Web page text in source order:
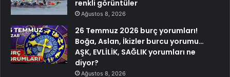
renkli görüntüler
Ağustos 8, 2026
26 Temmuz 2026 burç yorumları!
Boğa, Aslan, İkizler burcu yorumu…
AŞK, EVLİLİK, SAĞLIK yorumları ne
diyor?
Ağustos 8, 2026